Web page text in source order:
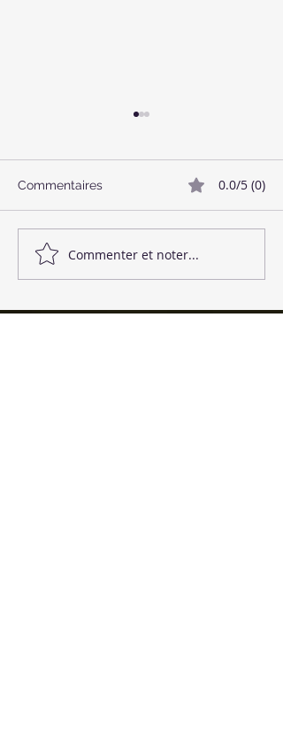
Commentaires 0.0/5 (0)
Commenter et noter...